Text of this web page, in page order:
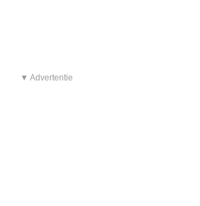
▼ Advertentie